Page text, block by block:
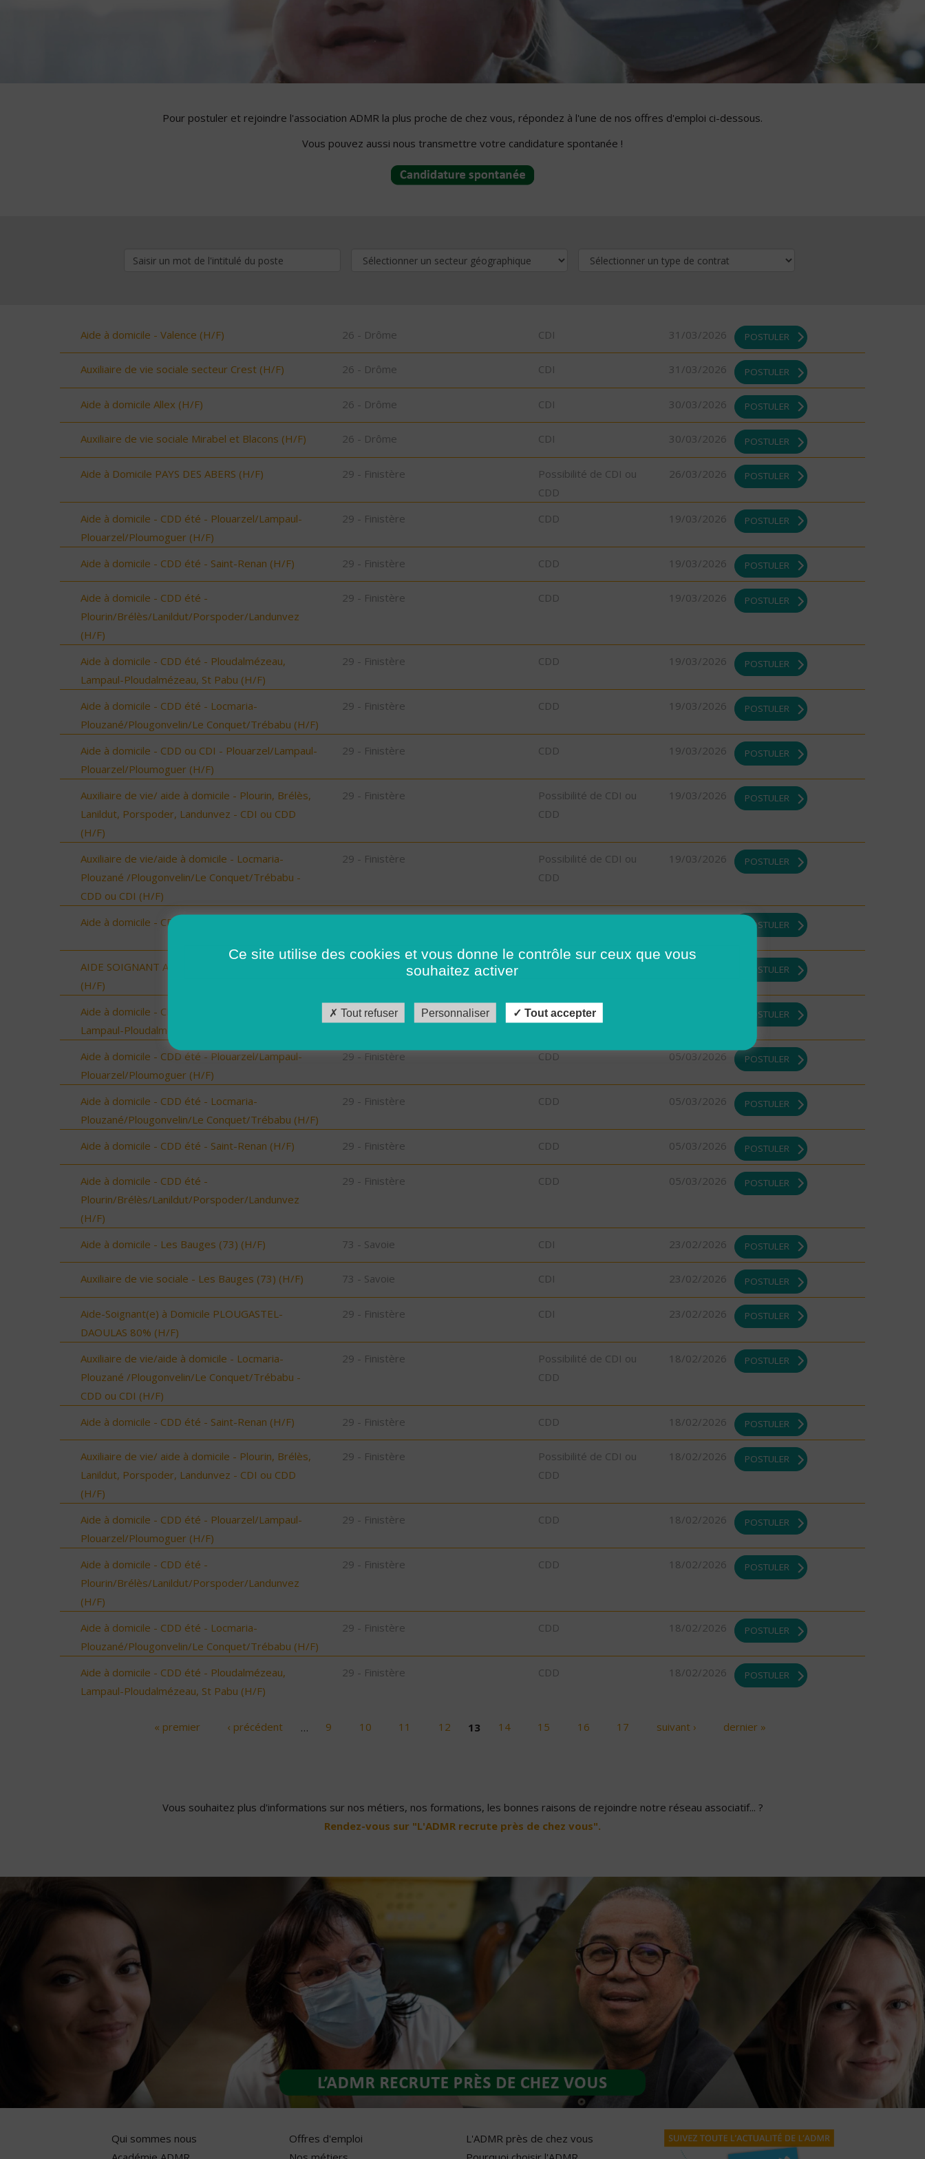
Pour postuler et rejoindre l'association ADMR la plus proche de chez vous, répondez à l'une de nos offres d'emploi ci-dessous.
Vous pouvez aussi nous transmettre votre candidature spontanée !
Aide à domicile - Valence (H/F) 26 - Drôme CDI 31/03/2026 POSTULER
Auxiliaire de vie sociale secteur Crest (H/F) 26 - Drôme CDI 31/03/2026 POSTULER
Aide à domicile Allex (H/F) 26 - Drôme CDI 30/03/2026 POSTULER
Auxiliaire de vie sociale Mirabel et Blacons (H/F) 26 - Drôme CDI 30/03/2026 POSTULER
Aide à Domicile PAYS DES ABERS (H/F) 29 - Finistère
Possibilité de CDI ou
CDD
26/03/2026 POSTULER
Aide à domicile - CDD été - Plouarzel/Lampaul-
Plouarzel/Ploumoguer (H/F)
29 - Finistère CDD 19/03/2026 POSTULER
Aide à domicile - CDD été - Saint-Renan (H/F) 29 - Finistère CDD 19/03/2026 POSTULER
Aide à domicile - CDD été -
Plourin/Brélès/Lanildut/Porspoder/Landunvez
(H/F)
29 - Finistère CDD 19/03/2026 POSTULER
Aide à domicile - CDD été - Ploudalmézeau,
Lampaul-Ploudalmézeau, St Pabu (H/F)
29 - Finistère CDD 19/03/2026 POSTULER
Aide à domicile - CDD été - Locmaria-
Plouzané/Plougonvelin/Le Conquet/Trébabu (H/F)
29 - Finistère CDD 19/03/2026 POSTULER
Aide à domicile - CDD ou CDI - Plouarzel/Lampaul-
Plouarzel/Ploumoguer (H/F)
29 - Finistère CDD 19/03/2026 POSTULER
Auxiliaire de vie/ aide à domicile - Plourin, Brélès,
Lanildut, Porspoder, Landunvez - CDI ou CDD
(H/F)
29 - Finistère
Possibilité de CDI ou
CDD
19/03/2026 POSTULER
Auxiliaire de vie/aide à domicile - Locmaria-
Plouzané /Plougonvelin/Le Conquet/Trébabu -
CDD ou CDI (H/F)
29 - Finistère
Possibilité de CDI ou
CDD
19/03/2026 POSTULER
Aide à domicile - CDD ou CDI - St Renan (H/F) POSTULER
AIDE SOIGNANT A DOMICILE SECTEUR VERGEZE
(H/F)
POSTULER
Aide à domicile - CDD été - Ploudalmézeau,
Lampaul-Ploudalmézeau, St Pabu (H/F)
29 - Finistère CDD POSTULER
Aide à domicile - CDD été - Plouarzel/Lampaul-
Plouarzel/Ploumoguer (H/F)
29 - Finistère CDD 05/03/2026 POSTULER
Aide à domicile - CDD été - Locmaria-
Plouzané/Plougonvelin/Le Conquet/Trébabu (H/F)
29 - Finistère CDD 05/03/2026 POSTULER
Aide à domicile - CDD été - Saint-Renan (H/F) 29 - Finistère CDD 05/03/2026 POSTULER
Aide à domicile - CDD été -
Plourin/Brélès/Lanildut/Porspoder/Landunvez
(H/F)
29 - Finistère CDD 05/03/2026 POSTULER
Aide à domicile - Les Bauges (73) (H/F) 73 - Savoie CDI 23/02/2026 POSTULER
Auxiliaire de vie sociale - Les Bauges (73) (H/F) 73 - Savoie CDI 23/02/2026 POSTULER
Aide-Soignant(e) à Domicile PLOUGASTEL-
DAOULAS 80% (H/F)
29 - Finistère CDI 23/02/2026 POSTULER
Auxiliaire de vie/aide à domicile - Locmaria-
Plouzané /Plougonvelin/Le Conquet/Trébabu -
CDD ou CDI (H/F)
29 - Finistère
Possibilité de CDI ou
CDD
18/02/2026 POSTULER
Aide à domicile - CDD été - Saint-Renan (H/F) 29 - Finistère CDD 18/02/2026 POSTULER
Auxiliaire de vie/ aide à domicile - Plourin, Brélès,
Lanildut, Porspoder, Landunvez - CDI ou CDD
(H/F)
29 - Finistère
Possibilité de CDI ou
CDD
18/02/2026 POSTULER
Aide à domicile - CDD été - Plouarzel/Lampaul-
Plouarzel/Ploumoguer (H/F)
29 - Finistère CDD 18/02/2026 POSTULER
Aide à domicile - CDD été -
Plourin/Brélès/Lanildut/Porspoder/Landunvez
(H/F)
29 - Finistère CDD 18/02/2026 POSTULER
Aide à domicile - CDD été - Locmaria-
Plouzané/Plougonvelin/Le Conquet/Trébabu (H/F)
29 - Finistère CDD 18/02/2026 POSTULER
Aide à domicile - CDD été - Ploudalmézeau,
Lampaul-Ploudalmézeau, St Pabu (H/F)
29 - Finistère CDD 18/02/2026 POSTULER
« premier ‹ précédent … 9 10 11 12 13 14 15 16 17 suivant › dernier »
Vous souhaitez plus d'informations sur nos métiers, nos formations, les bonnes raisons de rejoindre notre réseau associatif... ?
Rendez-vous sur "L'ADMR recrute près de chez vous".
Qui sommes nous
Offres d'emploi
L'ADMR près de chez vous
Ce site utilise des cookies et vous donne le contrôle sur ceux que vous
souhaitez activer
Tout refuser Personnaliser Tout accepter